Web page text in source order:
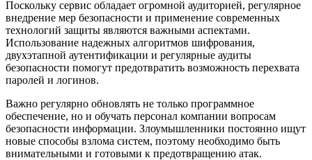
Поскольку сервис обладает огромной аудиторией, регулярное
внедрение мер безопасности и применение современных
технологий защиты являются важными аспектами.
Использование надежных алгоритмов шифрования,
двухэтапной аутентификации и регулярные аудиты
безопасности помогут предотвратить возможность перехвата
паролей и логинов.
Важно регулярно обновлять не только программное
обеспечение, но и обучать персонал компании вопросам
безопасности информации. Злоумышленники постоянно ищут
новые способы взлома систем, поэтому необходимо быть
внимательными и готовыми к предотвращению атак.